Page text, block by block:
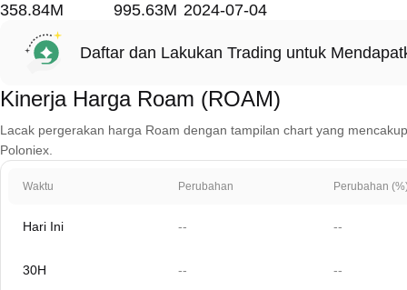
358.84M 995.63M 2024-07-04
Daftar dan Lakukan Trading untuk
Kinerja Harga Roam (ROAM)
Lacak pergerakan harga Roam dengan tampilan chart yang
Poloniex.
Waktu Perubahan Perubahan
Hari Ini -- --
30H -- --